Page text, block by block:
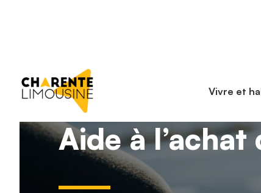
Vivre et
Aide à l’achat